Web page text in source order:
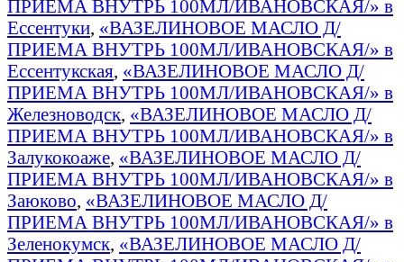
ПРИЕМА ВНУТРЬ 100МЛ/ИВАНОВСКАЯ/» в
Ессентуки, «ВАЗЕЛИНОВОЕ МАСЛО Д/
ПРИЕМА ВНУТРЬ 100МЛ/ИВАНОВСКАЯ/» в
Ессентукская, «ВАЗЕЛИНОВОЕ МАСЛО Д/
ПРИЕМА ВНУТРЬ 100МЛ/ИВАНОВСКАЯ/» в
Железноводск, «ВАЗЕЛИНОВОЕ МАСЛО Д/
ПРИЕМА ВНУТРЬ 100МЛ/ИВАНОВСКАЯ/» в
Залукокоаже, «ВАЗЕЛИНОВОЕ МАСЛО Д/
ПРИЕМА ВНУТРЬ 100МЛ/ИВАНОВСКАЯ/» в
Заюково, «ВАЗЕЛИНОВОЕ МАСЛО Д/
ПРИЕМА ВНУТРЬ 100МЛ/ИВАНОВСКАЯ/» в
Зеленокумск, «ВАЗЕЛИНОВОЕ МАСЛО Д/